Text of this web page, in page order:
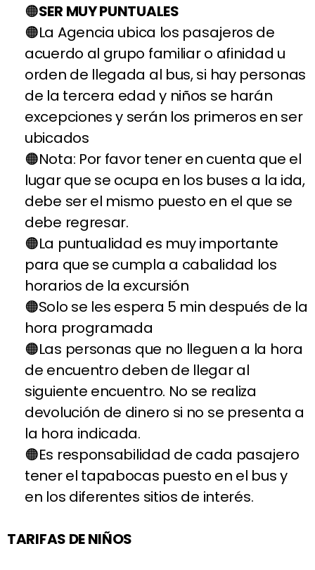
SER MUY PUNTUALES
La Agencia ubica los pasajeros de
acuerdo al grupo familiar o afinidad u
orden de llegada al bus, si hay personas
de la tercera edad y niños se harán
excepciones y serán los primeros en ser
ubicados
Nota: Por favor tener en cuenta que el
lugar que se ocupa en los buses a la ida,
debe ser el mismo puesto en el que se
debe regresar.
La puntualidad es muy importante
para que se cumpla a cabalidad los
horarios de la excursión
Solo se les espera 5 min después de la
hora programada
Las personas que no lleguen a la hora
de encuentro deben de llegar al
siguiente encuentro. No se realiza
devolución de dinero si no se presenta a
la hora indicada.
Es responsabilidad de cada pasajero
tener el tapabocas puesto en el bus y
en los diferentes sitios de interés.
TARIFAS DE NIÑOS